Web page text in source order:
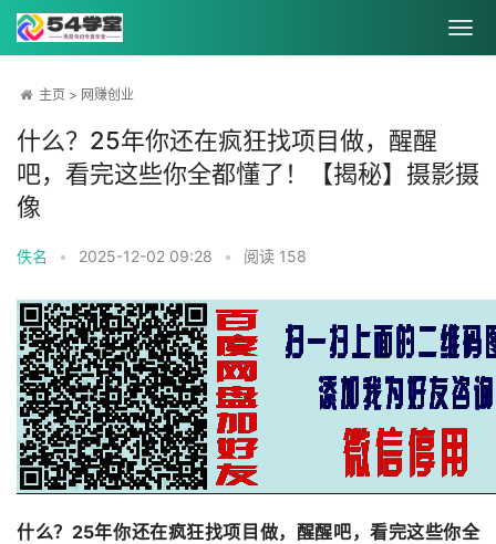
主页 > 网赚创业
什么？25年你还在疯狂找项目做，醒醒
吧，看完这些你全都懂了！【揭秘】摄影摄
像
佚名 • 2025-12-02 09:28 • 阅读 158
什么？25年你还在疯狂找项目做，醒醒吧，看完这些你全